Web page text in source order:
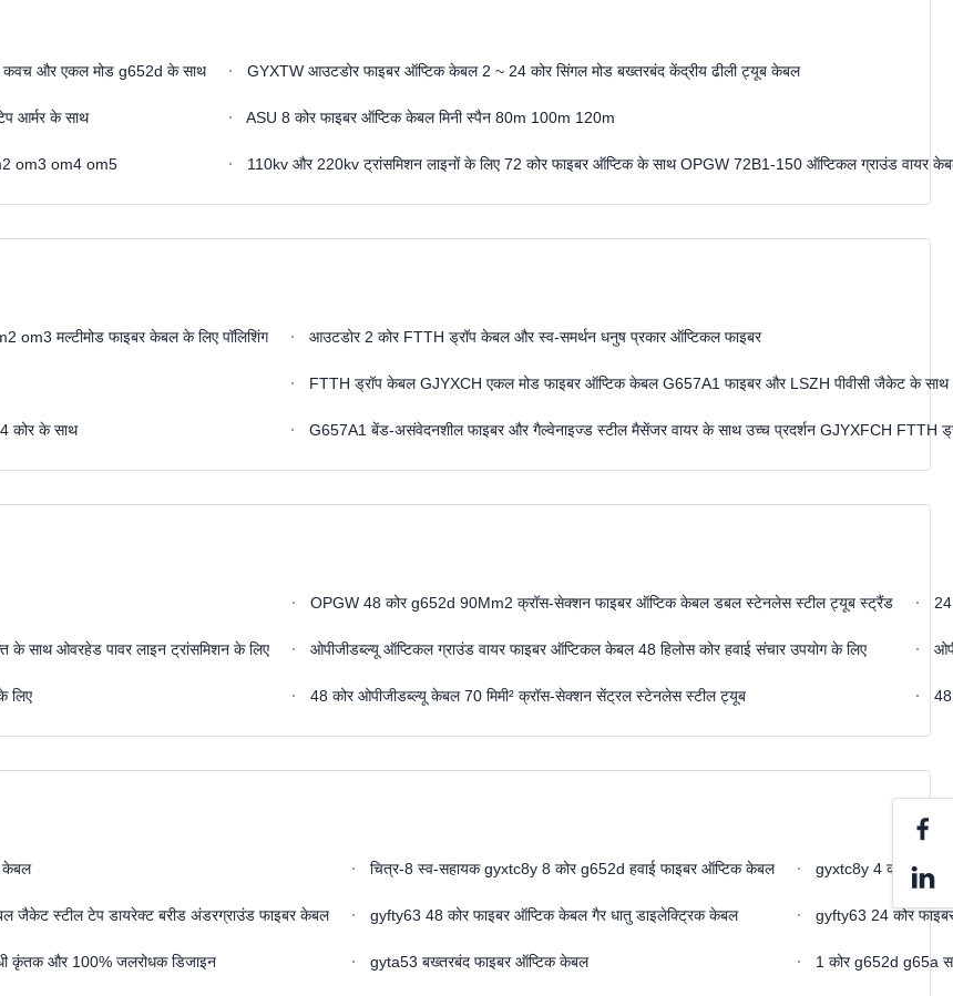
कवच और एकल मोड g652d के साथ GYXTW आउटडोर फाइबर ऑप्टिक केबल 2 ~ 24 कोर सिंगल मोड बख्तरबंद केंद्रीय ढीली ट्यूब केबल
आर्मर के साथ ASU 8 कोर फाइबर ऑप्टिक केबल मिनी स्पैन 80m 100m 120m
om3 om4 om5 110kv और 220kv ट्रांसमिशन लाइनों के लिए 72 कोर फाइबर ऑप्टिक के साथ OPGW 72B1-150 ऑप्टिकल ग्राउंड वायर
om3 मल्टीमोड फाइबर केबल के लिए पॉलिशिंग आउटडोर 2 कोर FTTH ड्रॉप केबल और स्व-समर्थन धनुष प्रकार ऑप्टिकल फाइबर
FTTH ड्रॉप केबल GJYXCH एकल मोड फाइबर ऑप्टिक केबल G657A1 फाइबर और LSZH पीवीसी जैकेट के साथ
कोर के साथ G657A1 बेंड-असंवेदनशील फाइबर और गैल्वेनाइज्ड स्टील मैसेंजर वायर के साथ उच्च प्रदर्शन GJYXFCH FTTH
OPGW 48 कोर g652d 90Mm2 क्रॉस-सेक्शन फाइबर ऑप्टिक केबल डबल स्टेनलेस स्टील ट्यूब स्ट्रैंड
के साथ ओवरहेड पावर लाइन ट्रांसमिशन के लिए ओपीजीडब्ल्यू ऑप्टिकल ग्राउंड वायर फाइबर ऑप्टिकल केबल 48 हिलोस कोर हवाई संचार उपयोग के लिए
लिए 48 कोर ओपीजीडब्ल्यू केबल 70 मिमी² क्रॉस-सेक्शन सेंट्रल स्टेनलेस स्टील ट्यूब 48
केबल चित्र-8 स्व-सहायक gyxtc8y 8 कोर g652d हवाई फाइबर ऑप्टिक केबल gyxtc8y 4 कोर फिगर-
जैकेट स्टील टेप डायरेक्ट बरीड अंडरग्राउंड फाइबर केबल gyfty63 48 कोर फाइबर ऑप्टिक केबल गैर धातु डाइलेक्ट्रिक केबल gyfty63 24 कोर
कृंतक और 100% जलरोधक डिजाइन gyta53 बख्तरबंद फाइबर ऑप्टिक केबल 1 कोर g652d g65a